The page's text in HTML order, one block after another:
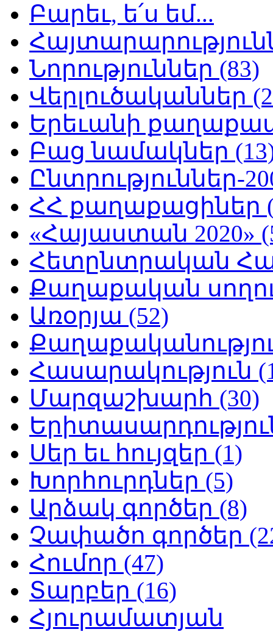
Բարեւ, ե՛ս եմ...
Նորություններ (83)
Վերլուծականներ
Երեւանի
Բաց նամակներ
Ընտրություններ-
ՀՀ քաղաքացիներ
«Հայաստան 2020»
Հետընտրական
Քաղաքական
Առօրյա (52)
Հասարակություն
Մարզաշխարհ (30)
Սեր եւ հույզեր (1)
Խորհուրդներ (5)
Արձակ գործեր (8)
Չափածո գործեր
Հումոր (47)
Տարբեր (16)
Հյուրամատյան